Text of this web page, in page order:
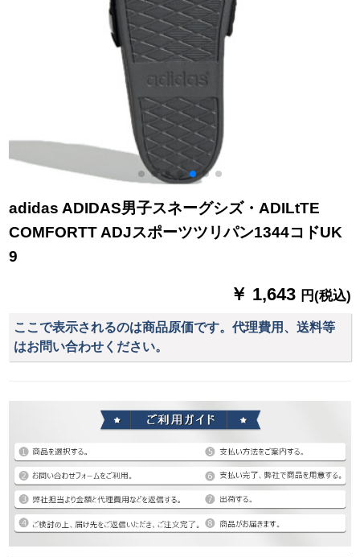
adidas ADIDAS男子スネーグシズ・ADILtTE
COMFORTT ADJスポーツツリパン1344コドUK
9
￥ 1,643 円(税込)
ここで表示されるのは商品原価です。代理費用、送料等
はお問い合わせください。